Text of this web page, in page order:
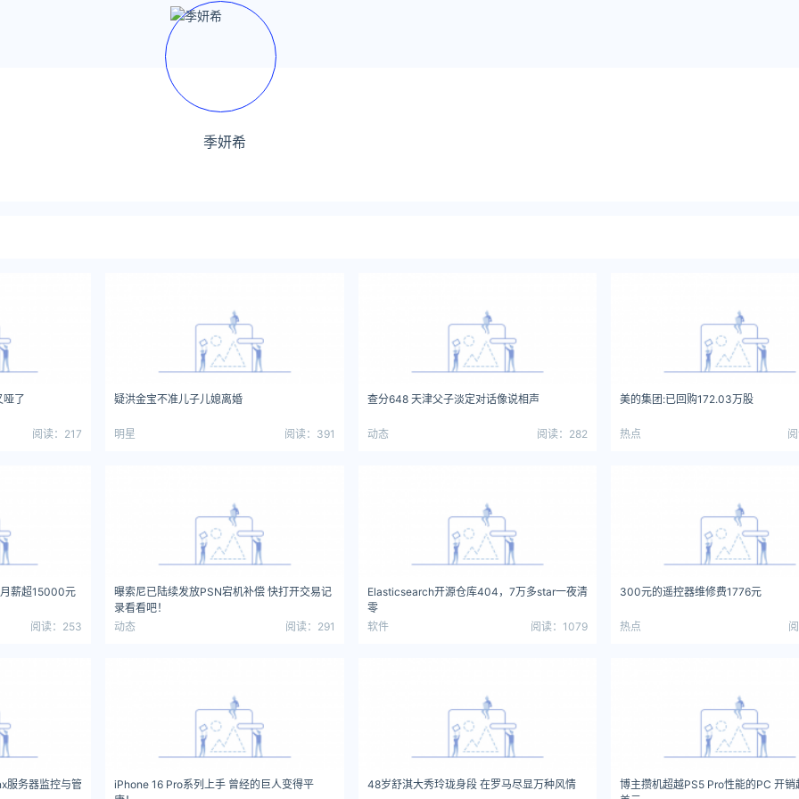
季妍希
哑了
阅读：217
疑洪金宝不准儿子儿媳离婚
明星 阅读：391
查分648 天津父子淡定对话像说相声
动态 阅读：282
美的集团:已回购172.03万股
热点
薪超15000元
阅读：253
曝索尼已陆续发放PSN宕机补偿 快打开交易记
录看看吧！
动态
阅读：291
Elasticsearch开源仓库404，7万多star一夜清
零
软件
阅读：1079
300元的遥控器维修费1776元
热点
服务器监控与管
iPhone 16 Pro系列上手 曾经的巨人变得平
48岁舒淇大秀玲珑身段 在罗马尽显万种风情
博主攒机超越PS5 Pro性能的PC 开销